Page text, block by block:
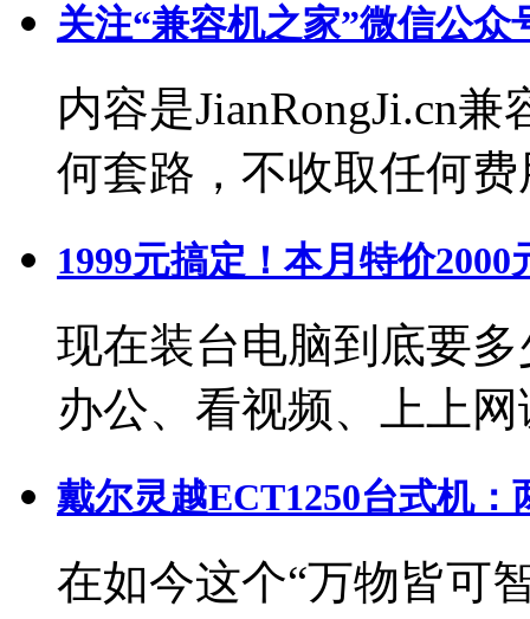
关注“兼容机之家”微信公
内容是JianRongJi.cn
何套路，不收取任何
1999元搞定！本月特价
现在装台电脑到底要
办公、看视频、上上
戴尔灵越ECT1250台式机：
在如今这个“万物皆可